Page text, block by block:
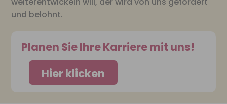
und belohnt.
Planen Sie Ihre Karriere mit uns!
Hier klicken